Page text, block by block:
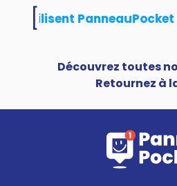
utilisent PanneauPocket
Découvrez toutes
Retournez à